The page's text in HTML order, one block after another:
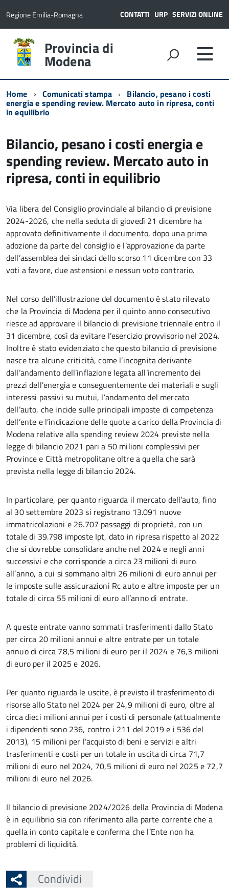
Regione Emilia-Romagna CONTATTI URP SERVIZI ONLINE
Provincia di
Modena
Home Comunicati stampa Bilancio, pesano i costi
energia e spending review. Mercato auto in ripresa, conti
in equilibrio
Bilancio, pesano i costi energia e
spending review. Mercato auto in
ripresa, conti in equilibrio
Via libera del Consiglio provinciale al bilancio di previsione
2024-2026, che nella seduta di giovedì 21 dicembre ha
approvato definitivamente il documento, dopo una prima
adozione da parte del consiglio e l’approvazione da parte
dell’assemblea dei sindaci dello scorso 11 dicembre con 33
voti a favore, due astensioni e nessun voto contrario.
Nel corso dell’illustrazione del documento è stato rilevato
che la Provincia di Modena per il quinto anno consecutivo
riesce ad approvare il bilancio di previsione triennale entro il
31 dicembre, così da evitare l’esercizio provvisorio nel 2024.
Inoltre è stato evidenziato che questo bilancio di previsione
nasce tra alcune criticità, come l’incognita derivante
dall’andamento dell’inflazione legata all’incremento dei
prezzi dell’energia e conseguentemente dei materiali e sugli
interessi passivi su mutui, l’andamento del mercato
dell’auto, che incide sulle principali imposte di competenza
dell’ente e l’indicazione delle quote a carico della Provincia di
Modena relative alla spending review 2024 previste nella
legge di bilancio 2021 pari a 50 milioni complessivi per
Province e Città metropolitane oltre a quella che sarà
prevista nella legge di bilancio 2024.
In particolare, per quanto riguarda il mercato dell’auto, fino
al 30 settembre 2023 si registrano 13.091 nuove
immatricolazioni e 26.707 passaggi di proprietà, con un
totale di 39.798 imposte Ipt, dato in ripresa rispetto al 2022
che si dovrebbe consolidare anche nel 2024 e negli anni
successivi e che corrisponde a circa 23 milioni di euro
all’anno, a cui si sommano altri 26 milioni di euro annui per
le imposte sulle assicurazioni Rc auto e altre imposte per un
totale di circa 55 milioni di euro all’anno di entrate.
A queste entrate vanno sommati trasferimenti dallo Stato
per circa 20 milioni annui e altre entrate per un totale
annuo di circa 78,5 milioni di euro per il 2024 e 76,3 milioni
di euro per il 2025 e 2026.
Per quanto riguarda le uscite, è previsto il trasferimento di
risorse allo Stato nel 2024 per 24,9 milioni di euro, oltre al
circa dieci milioni annui per i costi di personale (attualmente
i dipendenti sono 236, contro i 211 del 2019 e i 536 del
2013), 15 milioni per l’acquisto di beni e servizi e altri
trasferimenti e costi per un totale in uscita di circa 71,7
milioni di euro nel 2024, 70,5 milioni di euro nel 2025 e 72,7
milioni di euro nel 2026.
Il bilancio di previsione 2024/2026 della Provincia di Modena
è in equilibrio sia con riferimento alla parte corrente che a
quella in conto capitale e conferma che l’Ente non ha
problemi di liquidità.
Condividi